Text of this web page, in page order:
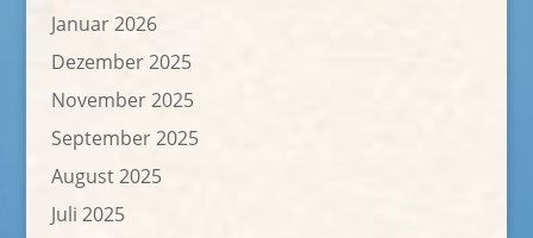
Januar 2026
Dezember 2025
November 2025
September 2025
August 2025
Juli 2025